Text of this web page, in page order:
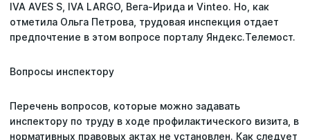
IVA AVES S, IVA LARGO, Вега-Ирида и Vinteo. Но, как
отметила Ольга Петрова, трудовая инспекция отдает
предпочтение в этом вопросе порталу Яндекс.Телемост.
Вопросы инспектору
Перечень вопросов, которые можно задавать
инспектору по труду в ходе профилактического визита, в
нормативных правовых актах не установлен. Как следует